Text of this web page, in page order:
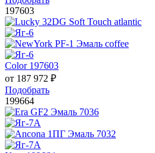
197603
Color 197603
от 187 972 ₽
Подобрать
199664